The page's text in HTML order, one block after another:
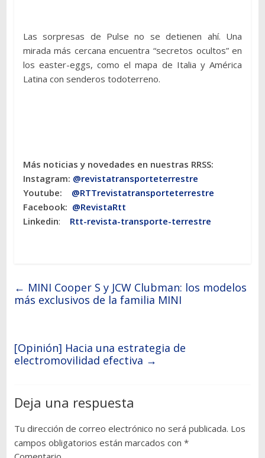
Las sorpresas de Pulse no se detienen ahí. Una
mirada más cercana encuentra “secretos ocultos” en
los easter-eggs, como el mapa de Italia y América
Latina con senderos todoterreno.
Más noticias y novedades en nuestras RRSS:
Instagram: @revistatransporteterrestre
Youtube: @RTTrevistatransporteterrestre
Facebook: @RevistaRtt
Linkedin: Rtt-revista-transporte-terrestre
← MINI Cooper S y JCW Clubman: los modelos
más exclusivos de la familia MINI
[Opinión] Hacia una estrategia de
electromovilidad efectiva →
Deja una respuesta
Tu dirección de correo electrónico no será publicada. Los
campos obligatorios están marcados con *